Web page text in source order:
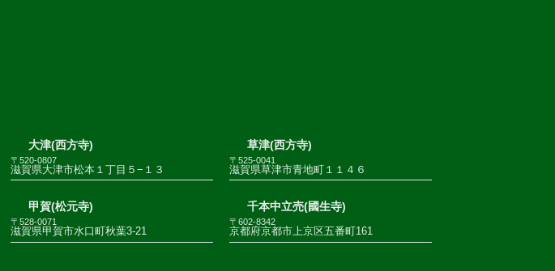
大津(西方寺)
〒520-0807
滋賀県大津市松本１丁目５−１３
草津(西方寺)
〒525-0041
滋賀県草津市青地町１１４６
甲賀(松元寺)
〒528-0071
滋賀県甲賀市水口町秋葉3-21
千本中立売(國生寺)
〒602-8342
京都府京都市上京区五番町161